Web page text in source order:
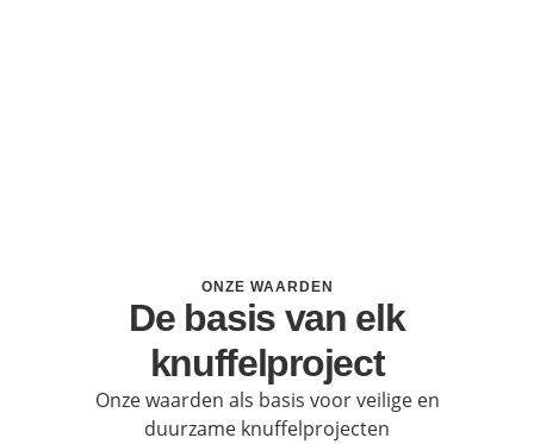
ONZE WAARDEN
De basis van elk
knuffelproject
Onze waarden als basis voor veilige en
duurzame knuffelprojecten